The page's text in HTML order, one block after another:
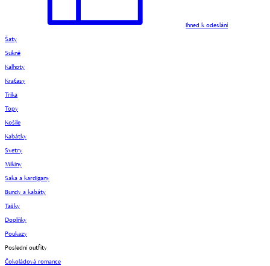
Ihned k odeslání
Šaty
Sukně
Kalhoty
Kraťasy
Trika
Topy
Košile
Kabátky
Svetry
Mikiny
Saka a kardigany
Bundy a kabáty
Tašky
Doplňky
Poukazy
Poslední outfity
Čokoládová romance